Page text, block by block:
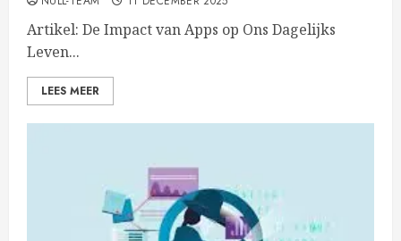
Artikel: De Impact van Apps op Ons Dagelijks
Leven...
LEES MEER